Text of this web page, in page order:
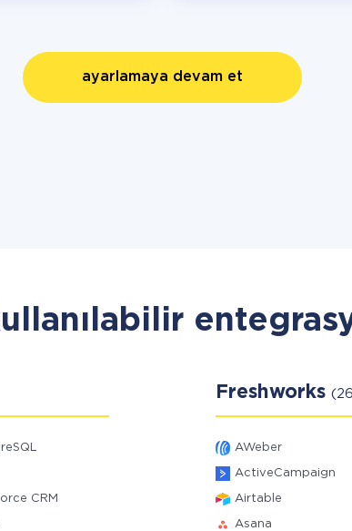
ayarlamaya devam et
CRM
Freshworks
AWeber
ActiveCampaign
Airtable
Asana